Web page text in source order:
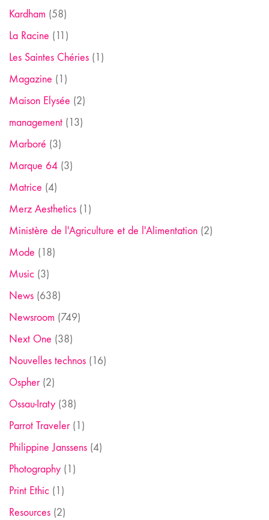
Kardham (58)
La Racine (11)
Les Saintes Chéries (1)
Magazine (1)
Maison Elysée (2)
management (13)
Marboré (3)
Marque 64 (3)
Matrice (4)
Merz Aesthetics (1)
Ministère de l'Agriculture et de l'Alimentation (2)
Mode (18)
Music (3)
News (638)
Newsroom (749)
Next One (38)
Nouvelles technos (16)
Ospher(2)
Ossau-Iraty (38)
Parrot Traveler(1)
Philippine Janssens (4)
Photography (1)
Print Ethic (1)
Resources (2)